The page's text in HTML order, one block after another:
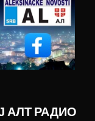
АЛТ РАДИО